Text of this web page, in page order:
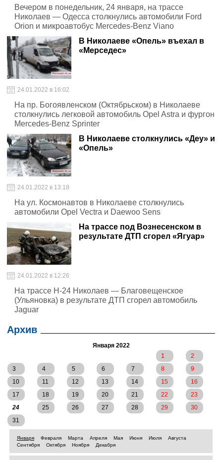
Вечером в понедельник, 24 января, на трассе
Николаев — Одесса столкнулись автомобили Ford
Orion и микроавтобус Mercedes-Benz Viano
В Николаеве «Опель» въехал в
«Мерседес»
24.01.2022 в 16:02
На пр. Богоявленском (Октябрьском) в Николаеве
столкнулись легковой автомобиль Opel Astra и фургон
Mercedes-Benz Sprinter
В Николаеве столкнулись «Деу» и
«Опель»
24.01.2022 в 13:18
На ул. Космонавтов в Николаеве столкнулись
автомобили Opel Vectra и Daewoo Sens
На трассе под Вознесенском в
результате ДТП сгорел «Ягуар»
24.01.2022 в 12:26
На трассе Н-24 Николаев — Благовещенское
(Ульяновка) в результате ДТП сгорел автомобиль
Jaguar
Архив
Января 2022
1
2
3
4 5 6 7 8
9
10
11 12 13 14 15
16
17
18 19 20 21 22
23
24
25 26 27 28 29
30
31
Января Февраля Марта Апреля Мая Июня Июля
Августа
Сентября
Октября Ноября Декабря